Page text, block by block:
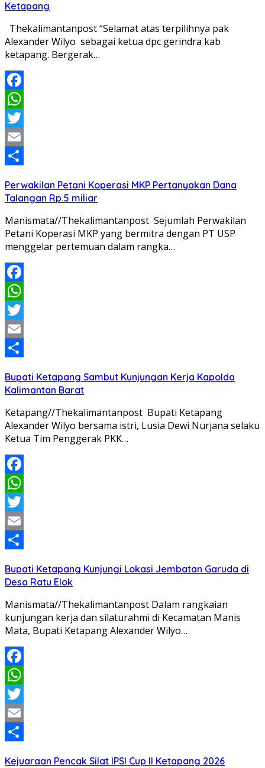
Ketapang
Thekalimantanpost “Selamat atas terpilihnya pak
Alexander Wilyo sebagai ketua dpc gerindra kab
ketapang. Bergerak…
Facebook
WhatsApp
Twitter
Email
Perwakilan Petani Koperasi MKP Pertanyakan Dana
Talangan Rp.5 miliar
Manismata//Thekalimantanpost Sejumlah Perwakilan
Petani Koperasi MKP yang bermitra dengan PT USP
menggelar pertemuan dalam rangka…
Facebook
WhatsApp
Twitter
Email
Bupati Ketapang Sambut Kunjungan Kerja Kapolda
Kalimantan Barat
Ketapang//Thekalimantanpost Bupati Ketapang
Alexander Wilyo bersama istri, Lusia Dewi Nurjana selaku
Ketua Tim Penggerak PKK…
Facebook
WhatsApp
Twitter
Email
Bupati Ketapang Kunjungi Lokasi Jembatan Garuda di
Desa Ratu Elok
Manismata//Thekalimantanpost Dalam rangkaian
kunjungan kerja dan silaturahmi di Kecamatan Manis
Mata, Bupati Ketapang Alexander Wilyo…
Facebook
WhatsApp
Twitter
Email
Kejuaraan Pencak Silat IPSI Cup II Ketapang 2026